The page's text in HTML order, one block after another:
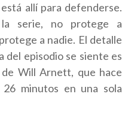
allí para defenderse.
serie, no protege a
a nadie. El detalle
del episodio se siente es
Will Arnett, que hace
minutos en una sola